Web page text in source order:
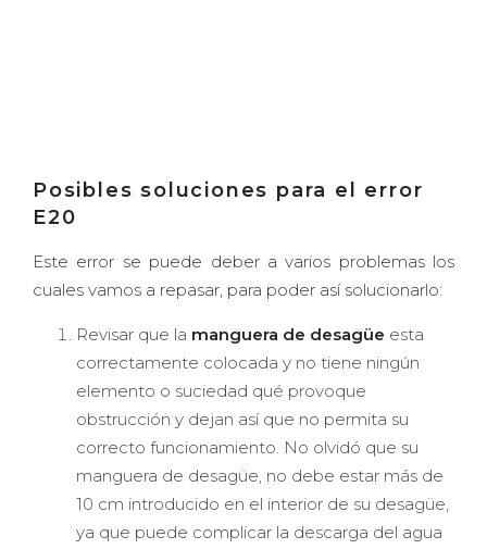
Posibles soluciones para el error
E20
Este error se puede deber a varios problemas los
cuales vamos a repasar, para poder así solucionarlo:
Revisar que la manguera de desagüe esta
correctamente colocada y no tiene ningún
elemento o suciedad qué provoque
obstrucción y dejan así que no permita su
correcto funcionamiento. No olvidó que su
manguera de desagüe, no debe estar más de
10 cm introducido en el interior de su desagüe,
ya que puede complicar la descarga del agua